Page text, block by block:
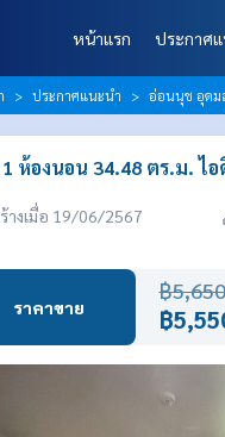
หน้าแรก ประกาศ
ประกาศแนะนำ อ่อนนุช อุดม
ห้องนอน 34.48 ตร.ม. ไ
างเมื่อ 19/06/2567
ราคาขาย
฿
฿